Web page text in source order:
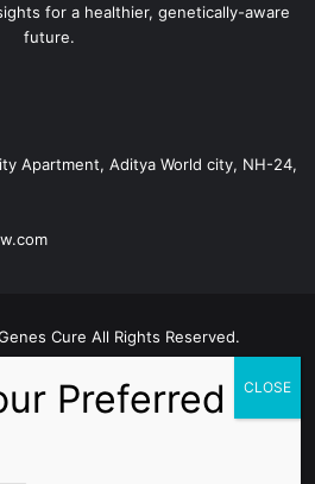
for a healthier, genetically-aware
future.
Apartment, Aditya World city, NH-24,
Cure All Rights Reserved.